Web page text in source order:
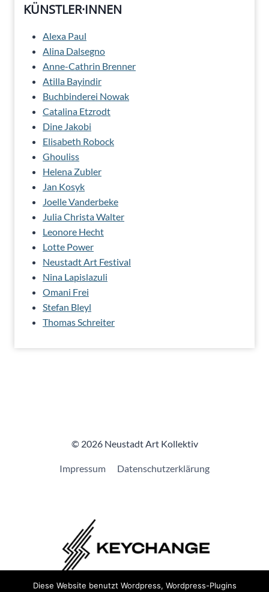
KÜNSTLER·INNEN
Alexa Paul
Alina Dalsegno
Anne-Cathrin Brenner
Atilla Bayindir
Buchbinderei Nowak
Catalina Etzrodt
Dine Jakobi
Elisabeth Robock
Ghouliss
Helena Zubler
Jan Kosyk
Joelle Vanderbeke
Julia Christa Walter
Leonore Hecht
Lotte Power
Neustadt Art Festival
Nina Lapislazuli
Omani Frei
Stefan Bleyl
Thomas Schreiter
© 2026 Neustadt Art Kollektiv
Impressum Datenschutzerklärung
Diese Website benutzt Wordpress, Wordpress-Plugins